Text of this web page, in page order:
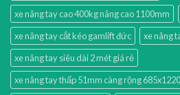
xe nâng tay cao 400kg nâng cao 1100mm
xe nâng tay cắt kéo gamlift đức
xe nâng
xe nâng tay siêu dài 2 mét giá rẻ
xe nâng tay thấp 51mm càng rộng